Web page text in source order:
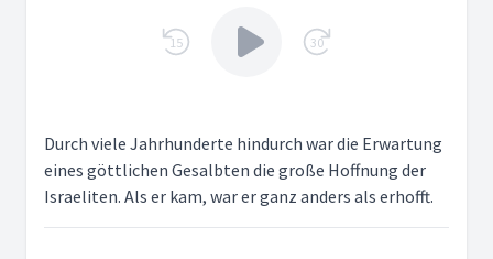
15 30
Durch viele Jahrhunderte hindurch war die Erwartung
eines göttlichen Gesalbten die große Hoffnung der
Israeliten. Als er kam, war er ganz anders als erhofft.